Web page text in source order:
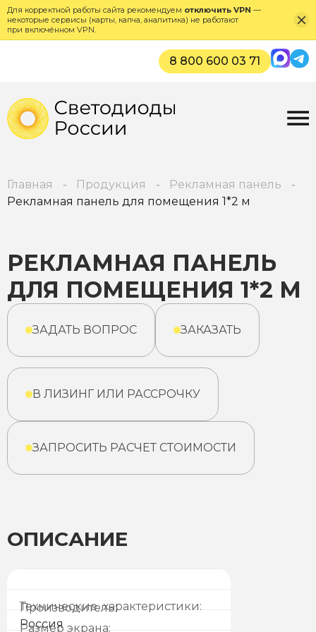
Для корректной работы сайта рекомендуем отключить VPN —
некоторые сервисы (карты, капча, аналитика) не работают
при включённом VPN.
8 800 600 03 71 Max
Главная Продукция
Рекламная панель
Рекламная панель для помещения 1*2 м
РЕКЛАМНАЯ ПАНЕЛЬ
ДЛЯ ПОМЕЩЕНИЯ 1*2 М
ЗАДАТЬ ВОПРОС ЗАКАЗАТЬ
В ЛИЗИНГ ИЛИ РАССРОЧКУ
ЗАПРОСИТЬ РАСЧЕТ СТОИМОСТИ
ОПИСАНИЕ
Технические характеристики:
Производитель:
Россия
Размер экрана: